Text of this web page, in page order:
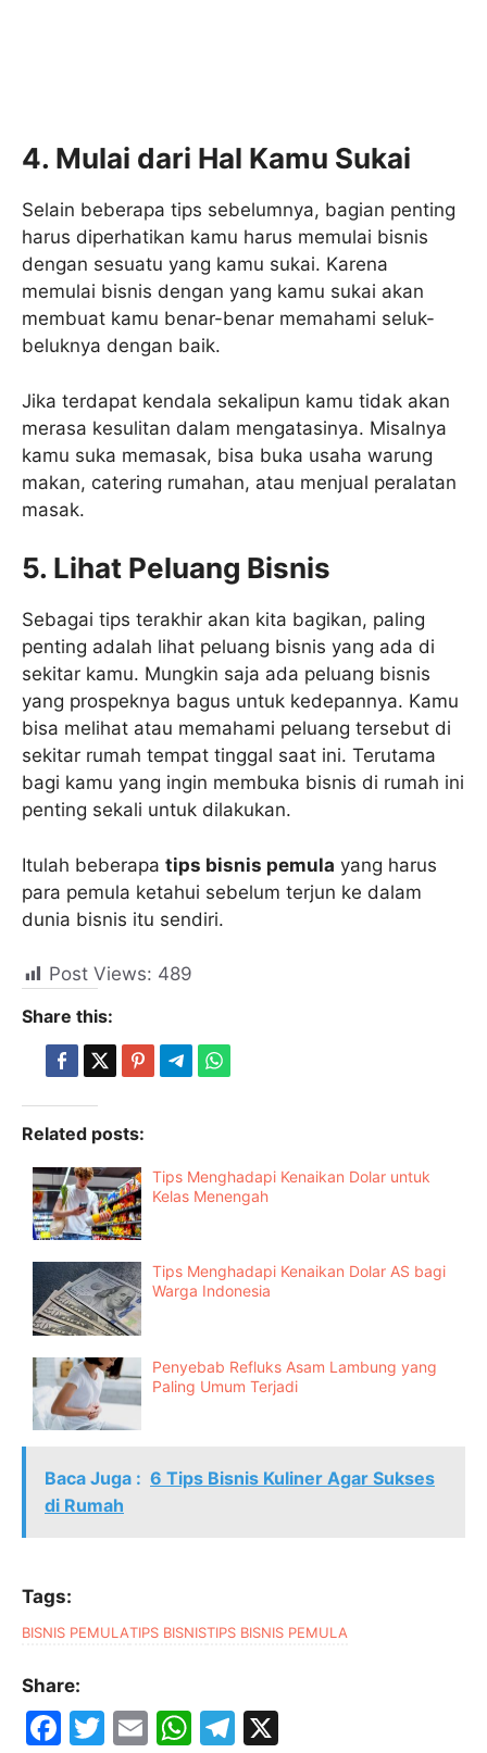
4. Mulai dari Hal Kamu Sukai
Selain beberapa tips sebelumnya, bagian penting
harus diperhatikan kamu harus memulai bisnis
dengan sesuatu yang kamu sukai. Karena
memulai bisnis dengan yang kamu sukai akan
membuat kamu benar-benar memahami seluk-
beluknya dengan baik.
Jika terdapat kendala sekalipun kamu tidak akan
merasa kesulitan dalam mengatasinya. Misalnya
kamu suka memasak, bisa buka usaha warung
makan, catering rumahan, atau menjual peralatan
masak.
5. Lihat Peluang Bisnis
Sebagai tips terakhir akan kita bagikan, paling
penting adalah lihat peluang bisnis yang ada di
sekitar kamu. Mungkin saja ada peluang bisnis
yang prospeknya bagus untuk kedepannya. Kamu
bisa melihat atau memahami peluang tersebut di
sekitar rumah tempat tinggal saat ini. Terutama
bagi kamu yang ingin membuka bisnis di rumah ini
penting sekali untuk dilakukan.
Itulah beberapa tips bisnis pemula yang harus
para pemula ketahui sebelum terjun ke dalam
dunia bisnis itu sendiri.
Post Views: 489
Share this:
Related posts:
Tips Menghadapi Kenaikan Dolar untuk
Kelas Menengah
Tips Menghadapi Kenaikan Dolar AS bagi
Warga Indonesia
Penyebab Refluks Asam Lambung yang
Paling Umum Terjadi
Baca Juga : 6 Tips Bisnis Kuliner Agar Sukses
di Rumah
Tags:
BISNIS PEMULATIPS BISNISTIPS BISNIS PEMULA
Share:
F
T
E
W T